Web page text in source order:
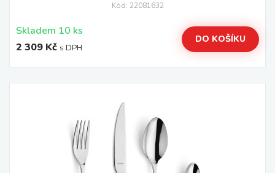
Kód: 22081632
Skladem 10 ks
2 309 Kč s DPH
DO KOŠÍKU